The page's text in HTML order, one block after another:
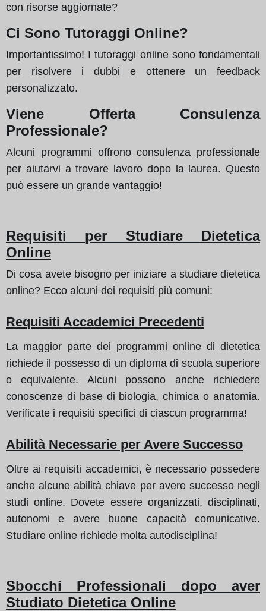
con risorse aggiornate?
Ci Sono Tutoraggi Online?
Importantissimo! I tutoraggi online sono fondamentali
per risolvere i dubbi e ottenere un feedback
personalizzato.
Viene Offerta Consulenza
Professionale?
Alcuni programmi offrono consulenza professionale
per aiutarvi a trovare lavoro dopo la laurea. Questo
può essere un grande vantaggio!
Requisiti per Studiare Dietetica
Online
Di cosa avete bisogno per iniziare a studiare dietetica
online? Ecco alcuni dei requisiti più comuni:
Requisiti Accademici Precedenti
La maggior parte dei programmi online di dietetica
richiede il possesso di un diploma di scuola superiore
o equivalente. Alcuni possono anche richiedere
conoscenze di base di biologia, chimica o anatomia.
Verificate i requisiti specifici di ciascun programma!
Abilità Necessarie per Avere Successo
Oltre ai requisiti accademici, è necessario possedere
anche alcune abilità chiave per avere successo negli
studi online. Dovete essere organizzati, disciplinati,
autonomi e avere buone capacità comunicative.
Studiare online richiede molta autodisciplina!
Sbocchi Professionali dopo aver
Studiato Dietetica Online